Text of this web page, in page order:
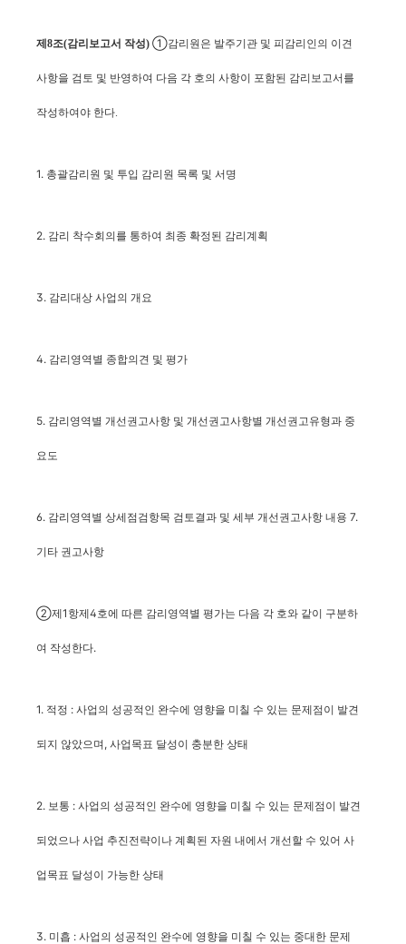
제8조(감리보고서 작성) ①감리원은 발주기관 및 피감리인의 이견
사항을 검토 및 반영하여 다음 각 호의 사항이 포함된 감리보고서를
작성하여야 한다.
1. 총괄감리원 및 투입 감리원 목록 및 서명
2. 감리 착수회의를 통하여 최종 확정된 감리계획
3. 감리대상 사업의 개요
4. 감리영역별 종합의견 및 평가
5. 감리영역별 개선권고사항 및 개선권고사항별 개선권고유형과 중
요도
6. 감리영역별 상세점검항목 검토결과 및 세부 개선권고사항 내용 7.
기타 권고사항
②제1항제4호에 따른 감리영역별 평가는 다음 각 호와 같이 구분하
여 작성한다.
1. 적정 : 사업의 성공적인 완수에 영향을 미칠 수 있는 문제점이 발견
되지 않았으며, 사업목표 달성이 충분한 상태
2. 보통 : 사업의 성공적인 완수에 영향을 미칠 수 있는 문제점이 발견
되었으나 사업 추진전략이나 계획된 자원 내에서 개선할 수 있어 사
업목표 달성이 가능한 상태
3. 미흡 : 사업의 성공적인 완수에 영향을 미칠 수 있는 중대한 문제